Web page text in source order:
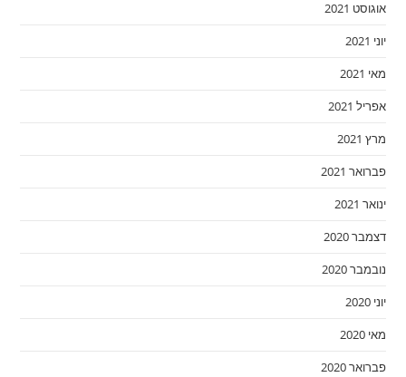
אוגוסט 2021
יוני 2021
מאי 2021
אפריל 2021
מרץ 2021
פברואר 2021
ינואר 2021
דצמבר 2020
נובמבר 2020
יוני 2020
מאי 2020
פברואר 2020